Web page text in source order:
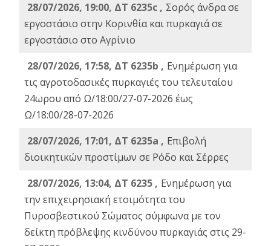
28/07/2026, 19:00, ΔΤ 6235c , Σορός άνδρα σε
εργοστάσιο στην Κορινθία και πυρκαγιά σε
εργοστάσιο στο Αγρίνιο
28/07/2026, 17:58, ΔΤ 6235b , Ενημέρωση για
τις αγροτοδασικές πυρκαγιές του τελευταίου
24ωρου από Ω/18:00/27-07-2026 έως
Ω/18:00/28-07-2026
28/07/2026, 17:01, ΔΤ 6235a , Eπιβολή
διοικητικών προστίμων σε Ρόδο και Σέρρες
28/07/2026, 13:04, ΔΤ 6235 , Ενημέρωση για
την επιχειρησιακή ετοιμότητα του
Πυροσβεστικού Σώματος σύμφωνα με τον
δείκτη πρόβλεψης κινδύνου πυρκαγιάς στις 29-